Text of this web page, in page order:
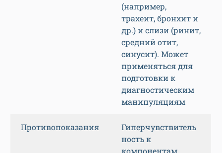
(например,
трахеит, бронхит и
др.) и слизи (ринит,
средний отит,
синусит). Может
применяться для
подготовки к
диагностическим
манипуляциям
Противопоказания
Гиперчувствитель
ность к
компонентам